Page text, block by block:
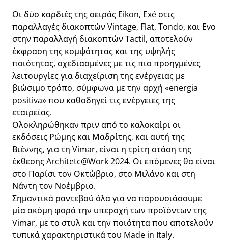
Οι δύο καρδιές της σειράς Eikon, Exé στις
παραλλαγές διακοπτών Vintage, Flat, Tondo, και Evo
στην παραλλαγή διακοπτών Tactil, αποτελούν
έκφραση της κομψότητας και της υψηλής
ποιότητας, σχεδιασμένες με τις πιο προηγμένες
λειτουργίες για διαχείριση της ενέργειας με
βιώσιμο τρόπο, σύμφωνα με την αρχή «energia
positiva» που καθοδηγεί τις ενέργειες της
εταιρείας.
Ολοκληρώθηκαν πριν από το καλοκαίρι οι
εκδόσεις Ρώμης και Μαδρίτης, και αυτή της
Βιέννης, για τη Vimar, είναι η τρίτη στάση της
έκθεσης Architetc@Work 2024. Οι επόμενες θα είναι
στο Παρίσι τον Οκτώβριο, στο Μιλάνο και στη
Νάντη τον Νοέμβριο.
Σημαντικά ραντεβού όλα για να παρουσιάσουμε
μία ακόμη φορά την υπεροχή των προϊόντων της
Vimar, με το στυλ και την ποιότητα που αποτελούν
τυπικά χαρακτηριστικά του Made in Italy.